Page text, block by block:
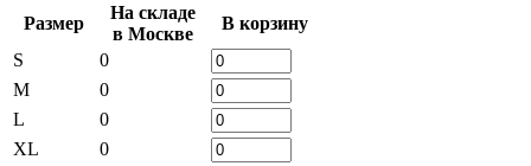
Размер
На складе
в Москве
В корзину
S
0
M
0
L
0
XL
0